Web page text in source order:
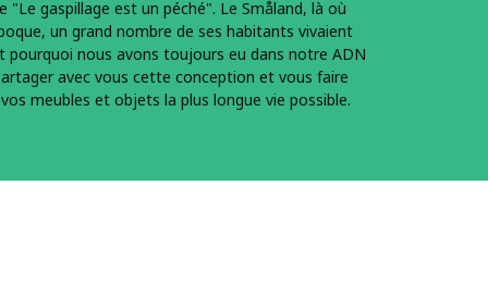
gaspillage est un péché". Le Småland, là où
un grand nombre de ses habitants vivaient
pourquoi nous avons toujours eu dans notre ADN
avec vous cette conception et vous faire
meubles et objets la plus longue vie possible.​